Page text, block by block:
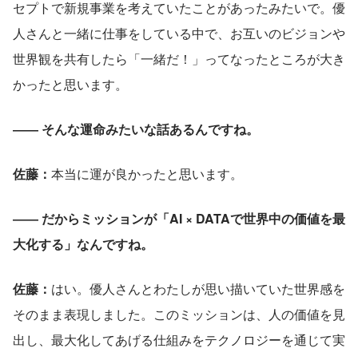
セプトで新規事業を考えていたことがあったみたいで。優
人さんと一緒に仕事をしている中で、お互いのビジョンや
世界観を共有したら「一緒だ！」ってなったところが大き
かったと思います。
―― そんな運命みたいな話あるんですね。
佐藤： 本当に運が良かったと思います。
―― だからミッションが「AI × DATAで世界中の価値を最
大化する」なんですね。
佐藤： はい。優人さんとわたしが思い描いていた世界感を
そのまま表現しました。このミッションは、人の価値を見
出し、最大化してあげる仕組みをテクノロジーを通じて実